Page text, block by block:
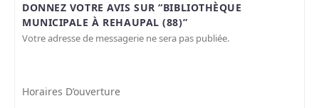
DONNEZ VOTRE AVIS SUR “BIBLIOTHÈQUE
MUNICIPALE À REHAUPAL (88)”
Votre adresse de messagerie ne sera pas publiée.
Horaires D’ouverture